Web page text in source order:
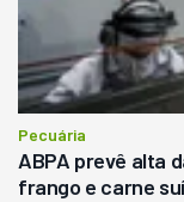
Pecuária
ABPA prevê alta
frango e carne